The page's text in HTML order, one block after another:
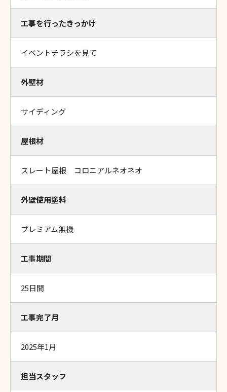
工事を行ったきっかけ
イベントチラシを見て
外壁材
サイディング
屋根材
スレート屋根 コロニアルネオネオ
外壁使用塗料
プレミアム無機
工事期間
25日間
工事完了月
2025年1月
担当スタッフ